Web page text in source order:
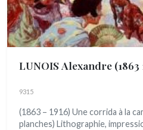
LUNOIS Alexandre
9315
(1863 – 1916) Une corrida à la
planches) Lithographie,